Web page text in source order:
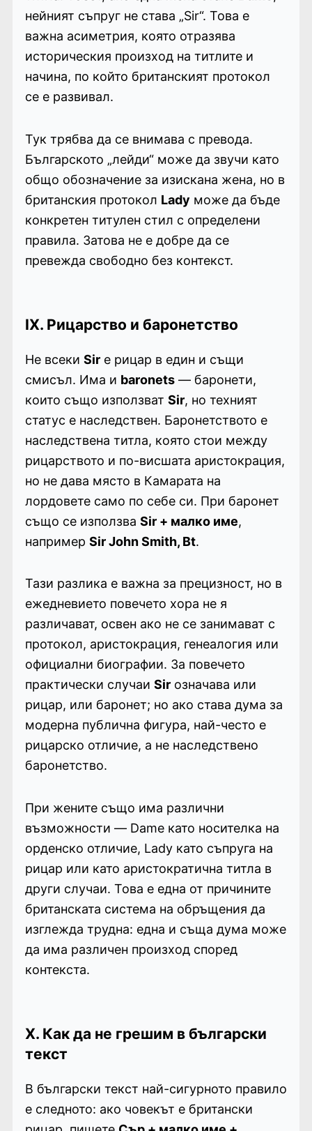
нейният съпруг не става „Sir“. Това е
важна асиметрия, която отразява
историческия произход на титлите и
начина, по който британският протокол
се е развивал.
Тук трябва да се внимава с превода.
Българското „лейди“ може да звучи като
общо обозначение за изискана жена, но в
британския протокол Lady може да бъде
конкретен титулен стил с определени
правила. Затова не е добре да се
превежда свободно без контекст.
IX. Рицарство и баронетство
Не всеки Sirе рицар в един и същи
смисъл. Има и baronets— баронети,
които също използват Sir, но техният
статус е наследствен. Баронетството е
наследствена титла, която стои между
рицарството и по-висшата аристокрация,
но не дава място в Камарата на
лордовете само по себе си. При баронет
също се използва Sir + малко име,
например Sir John Smith, Bt.
Тази разлика е важна за прецизност, но в
ежедневието повечето хора не я
различават, освен ако не се занимават с
протокол, аристокрация, генеалогия или
официални биографии. За повечето
практически случаи Sirозначава или
рицар, или баронет; но ако става дума за
модерна публична фигура, най-често е
рицарско отличие, а не наследствено
баронетство.
При жените също има различни
възможности — Dame като носителка на
орденско отличие, Lady като съпруга на
рицар или като аристократична титла в
други случаи. Това е една от причините
британската система на обръщения да
изглежда трудна: една и съща дума може
да има различен произход според
контекста.
X. Как да не грешим в български
текст
В български текст най-сигурното правило
е следното: ако човекът е британски